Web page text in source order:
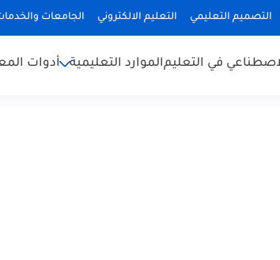
التصميم التعليمي التعليم الالكتروني الجامعات
في التعليمالموارد التعليمية أدوات